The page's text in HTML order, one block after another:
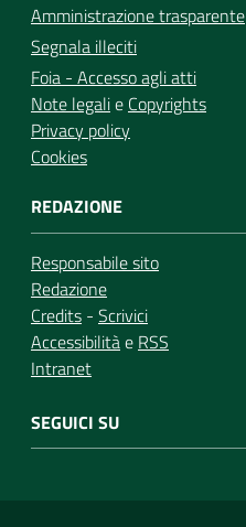
Amministrazione trasparente
Segnala illeciti
Foia - Accesso agli atti
Note legalie Copyrights
Privacy policy
Cookies
REDAZIONE
Responsabile sito
Redazione
Credits - Scrivici
Accessibilitàe RSS
Intranet
SEGUICI SU